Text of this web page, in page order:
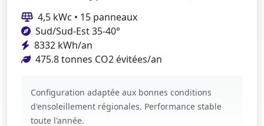
4,5 kWc • 15 panneaux
Sud/Sud-Est 35-40°
8332 kWh/an
475.8 tonnes CO2 évitées/an
Configuration adaptée aux bonnes conditions
d'ensoleillement régionales. Performance stable
toute l'année.